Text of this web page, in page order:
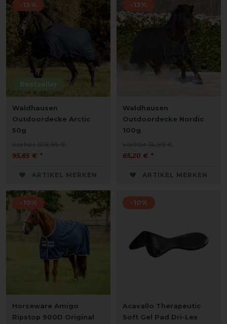
Bestseller
-13%
Waldhausen
Outdoordecke Arctic
50g
vorher 109,95 €
95,65 € *
ARTIKEL MERKEN
-13%
Waldhausen
Outdoordecke Nordic
100g
vorher 74,95 €
65,20 € *
ARTIKEL MERKEN
-10%
Horseware Amigo
Ripstop 900D Original
-10%
Acavallo Therapeutic
Soft Gel Pad Dri-Lex